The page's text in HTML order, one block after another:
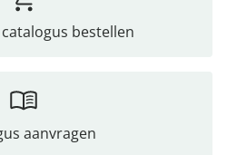
bestellen
aanvragen